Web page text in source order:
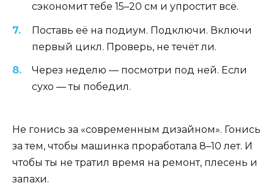
сэкономит тебе 15–20 см и упростит всё.
Поставь её на подиум. Подключи. Включи
первый цикл. Проверь, не течёт ли.
Через неделю — посмотри под ней. Если
сухо — ты победил.
Не гонись за «современным дизайном». Гонись
за тем, чтобы машинка проработала 8–10 лет. И
чтобы ты не тратил время на ремонт, плесень и
запахи.